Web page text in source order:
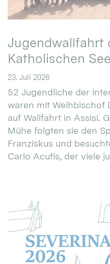
Jugendwallfahrt
Katholischen
23. Juli 2026
52 Jugendliche der
waren mit Weihbischof
auf Wallfahrt in Assisi.
Mühe folgten sie den
Franziskus und
Carlo Acutis, der viele